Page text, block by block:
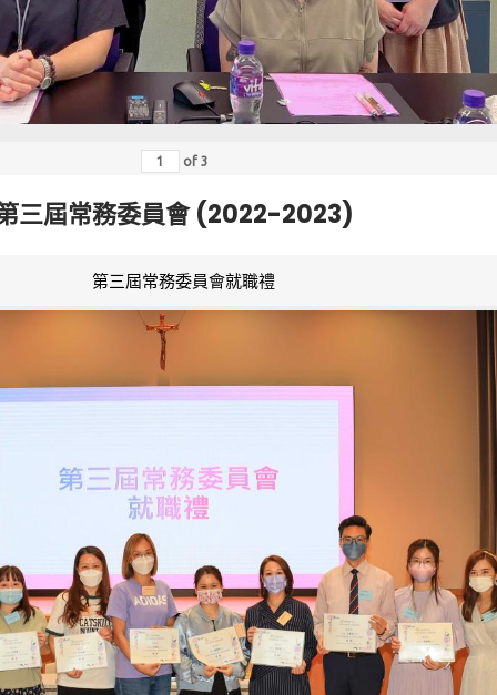
of 3
三屆常務委員會 (2022-2023)
第三屆常務委員會就職禮